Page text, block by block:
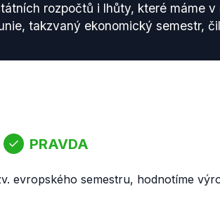
rozpočtů i lhůty, které máme
takzvaný ekonomický semestr,
PRAVDA
evropského semestru, hodnotíme